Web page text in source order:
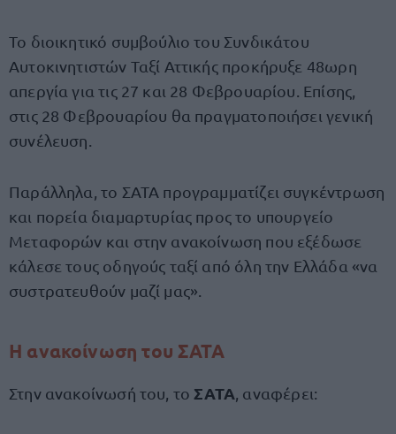
Το διοικητικό συμβούλιο του Συνδικάτου
Αυτοκινητιστών Ταξί Αττικής προκήρυξε 48ωρη
απεργία για τις 27 και 28 Φεβρουαρίου. Επίσης,
στις 28 Φεβρουαρίου θα πραγματοποιήσει γενική
συνέλευση.
Παράλληλα, το ΣΑΤΑ προγραμματίζει συγκέντρωση
και πορεία διαμαρτυρίας προς το υπουργείο
Μεταφορών και στην ανακοίνωση που εξέδωσε
κάλεσε τους οδηγούς ταξί από όλη την Ελλάδα «να
συστρατευθούν μαζί μας».
Η ανακοίνωση του ΣΑΤΑ
Στην ανακοίνωσή του, το ΣΑΤΑ , αναφέρει: